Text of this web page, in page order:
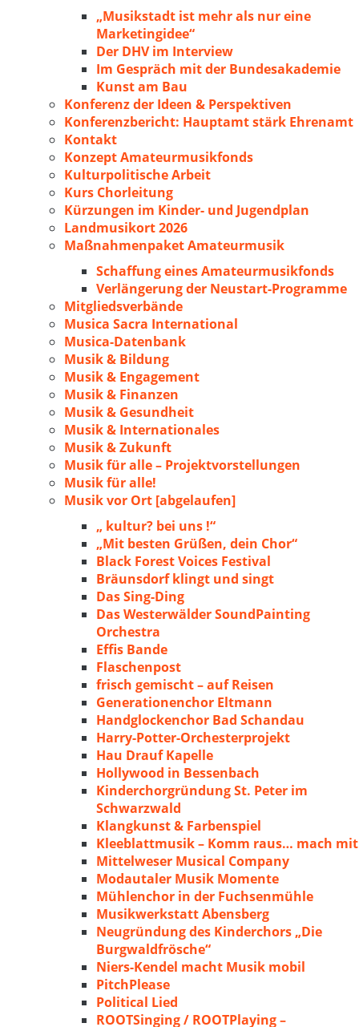
„Musikstadt ist mehr als nur eine
Marketingidee“
Der DHV im Interview
Im Gespräch mit der Bundesakademie
Kunst am Bau
Konferenz der Ideen & Perspektiven
Konferenzbericht: Hauptamt stärk Ehrenamt
Kontakt
Konzept Amateurmusikfonds
Kulturpolitische Arbeit
Kurs Chorleitung
Kürzungen im Kinder- und Jugendplan
Landmusikort 2026
Maßnahmenpaket Amateurmusik
Schaffung eines Amateurmusikfonds
Verlängerung der Neustart-Programme
Mitgliedsverbände
Musica Sacra International
Musica-Datenbank
Musik & Bildung
Musik & Engagement
Musik & Finanzen
Musik & Gesundheit
Musik & Internationales
Musik & Zukunft
Musik für alle – Projektvorstellungen
Musik für alle!
Musik vor Ort [abgelaufen]
„ kultur? bei uns !“
„Mit besten Grüßen, dein Chor“
Black Forest Voices Festival
Bräunsdorf klingt und singt
Das Sing-Ding
Das Westerwälder SoundPainting
Orchestra
Effis Bande
Flaschenpost
frisch gemischt – auf Reisen
Generationenchor Eltmann
Handglockenchor Bad Schandau
Harry-Potter-Orchesterprojekt
Hau Drauf Kapelle
Hollywood in Bessenbach
Kinderchorgründung St. Peter im
Schwarzwald
Klangkunst & Farbenspiel
Kleeblattmusik – Komm raus… mach mit
Mittelweser Musical Company
Modautaler Musik Momente
Mühlenchor in der Fuchsenmühle
Musikwerkstatt Abensberg
Neugründung des Kinderchors „Die
Burgwaldfrösche“
Niers-Kendel macht Musik mobil
PitchPlease
Political Lied
ROOTSinging / ROOTPlaying –